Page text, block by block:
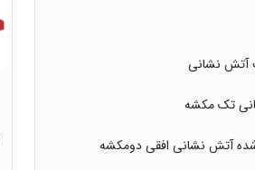
آتش نشانی
تک مکشه
آتش نشانی افقی دومکشه